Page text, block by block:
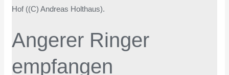
Angerer Ringer
empfangen
Ringer
Schlusslicht